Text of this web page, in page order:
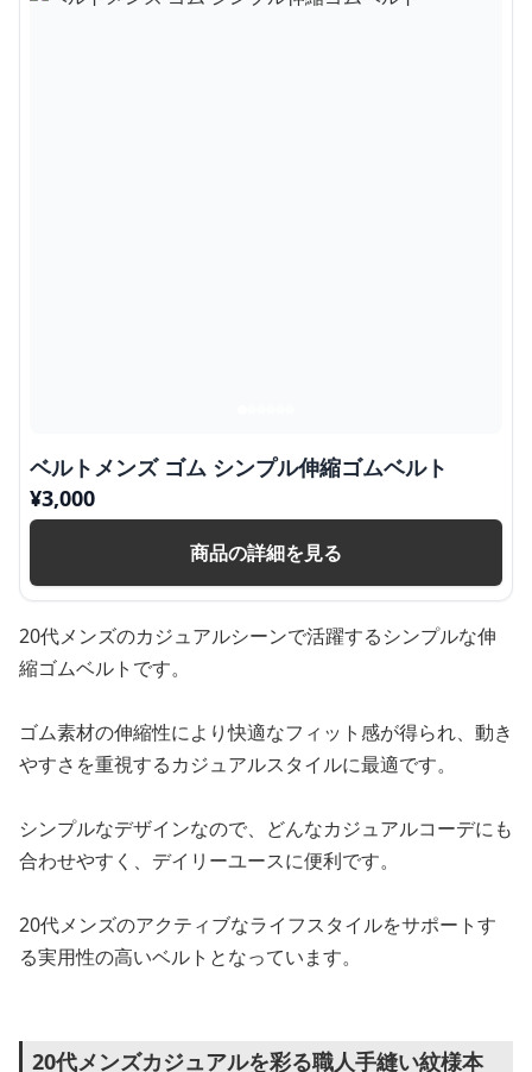
ベルトメンズ ゴム シンプル伸縮ゴムベルト
¥3,000
商品の詳細を見る
20代メンズのカジュアルシーンで活躍するシンプルな伸
縮ゴムベルトです。
ゴム素材の伸縮性により快適なフィット感が得られ、動き
やすさを重視するカジュアルスタイルに最適です。
シンプルなデザインなので、どんなカジュアルコーデにも
合わせやすく、デイリーユースに便利です。
20代メンズのアクティブなライフスタイルをサポートす
る実用性の高いベルトとなっています。
20代メンズカジュアルを彩る職人手縫い紋様本